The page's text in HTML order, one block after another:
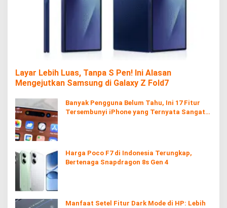
Layar Lebih Luas, Tanpa S Pen! Ini Alasan
Mengejutkan Samsung di Galaxy Z Fold7
Banyak Pengguna Belum Tahu, Ini 17 Fitur
Tersembunyi iPhone yang Ternyata Sangat
Harga Poco F7 di Indonesia Terungkap,
Bertenaga Snapdragon 8s Gen 4
Manfaat Setel Fitur Dark Mode di HP: Lebih